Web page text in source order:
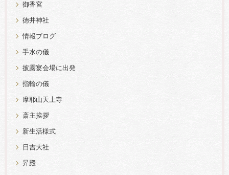
御香宮
徳井神社
情報ブログ
手水の儀
披露宴会場に出発
指輪の儀
摩耶山天上寺
斎主挨拶
新生活様式
日吉大社
昇殿